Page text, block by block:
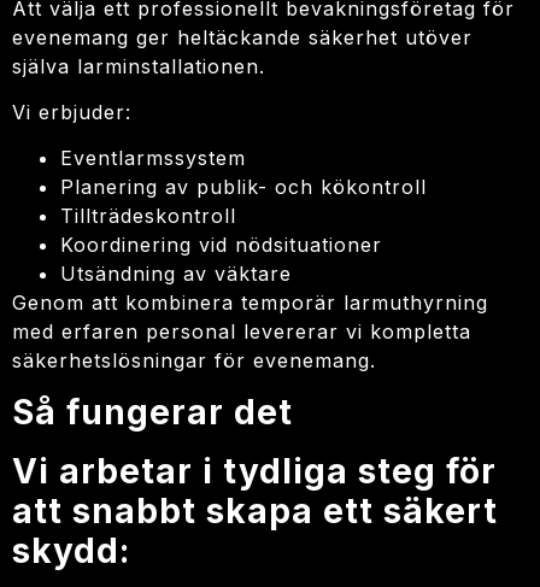
Att välja ett professionellt bevakningsföretag för
evenemang ger heltäckande säkerhet utöver
själva larminstallationen.
Vi erbjuder:
Eventlarmssystem
Planering av publik- och kökontroll
Tillträdeskontroll
Koordinering vid nödsituationer
Utsändning av väktare
Genom att kombinera temporär larmuthyrning
med erfaren personal levererar vi kompletta
säkerhetslösningar för evenemang.
Så fungerar det
Vi arbetar i tydliga steg för
att snabbt skapa ett säkert
skydd: